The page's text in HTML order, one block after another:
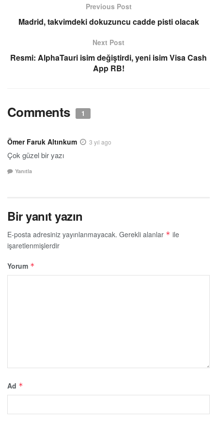
Previous Post
Madrid, takvimdeki dokuzuncu cadde pisti olacak
Next Post
Resmi: AlphaTauri isim değiştirdi, yeni isim Visa Cash
App RB!
Comments 1
Ömer Faruk Altınkum 3 yıl ago
Çok güzel bir yazı
Yanıtla
Bir yanıt yazın
E-posta adresiniz yayınlanmayacak. Gerekli alanlar * ile
işaretlenmişlerdir
Yorum *
Ad *